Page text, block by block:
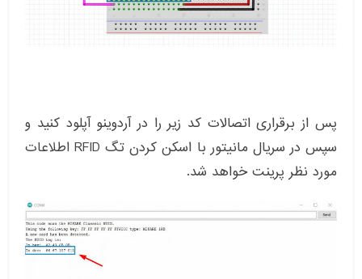
پس از برقراری اتصالات کد زیر را در آردوینو آپلود کنید و
سپس در سریال مانیتور با اسکن کردن تگ RFID اطلاعات
مورد نظر پرینت خواهد شد.